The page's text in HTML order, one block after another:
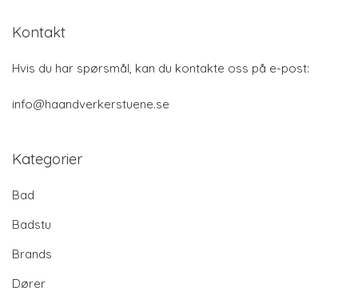
Kontakt
Hvis du har spørsmål, kan du kontakte oss på e-post:
info@haandverkerstuene.se
Kategorier
Bad
Badstu
Brands
Dører